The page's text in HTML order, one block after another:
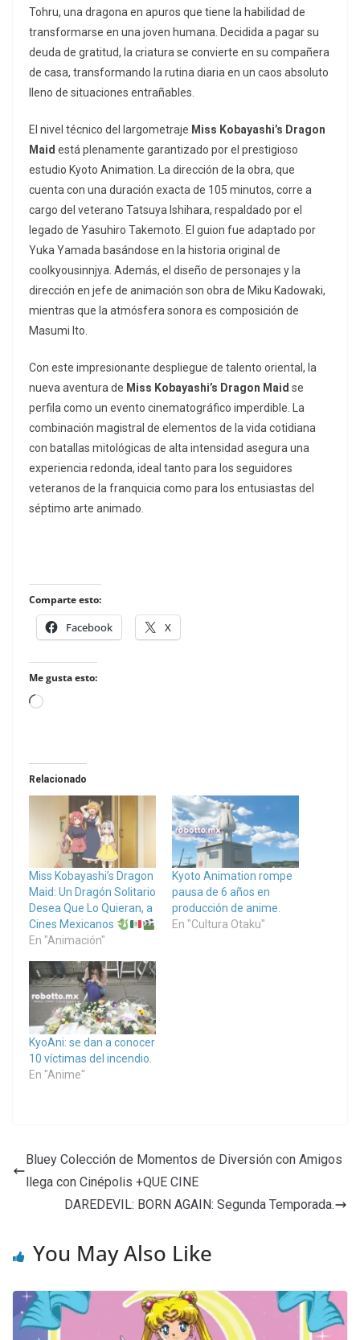
Tohru, una dragona en apuros que tiene la habilidad de
transformarse en una joven humana. Decidida a pagar su
deuda de gratitud, la criatura se convierte en su compañera
de casa, transformando la rutina diaria en un caos absoluto
lleno de situaciones entrañables.
El nivel técnico del largometraje Miss Kobayashi’s Dragon
Maid está plenamente garantizado por el prestigioso
estudio Kyoto Animation. La dirección de la obra, que
cuenta con una duración exacta de 105 minutos, corre a
cargo del veterano Tatsuya Ishihara, respaldado por el
legado de Yasuhiro Takemoto. El guion fue adaptado por
Yuka Yamada basándose en la historia original de
coolkyousinnjya . Además, el diseño de personajes y la
dirección en jefe de animación son obra de Miku Kadowaki,
mientras que la atmósfera sonora es composición de
Masumi Ito.
Con este impresionante despliegue de talento oriental, la
nueva aventura de Miss Kobayashi’s Dragon Maid se
perfila como un evento cinematográfico imperdible. La
combinación magistral de elementos de la vida cotidiana
con batallas mitológicas de alta intensidad asegura una
experiencia redonda, ideal tanto para los seguidores
veteranos de la franquicia como para los entusiastas del
séptimo arte animado.
Comparte esto:
Facebook X
Me gusta esto:
Loading…
Relacionado
Miss Kobayashi’s Dragon
Maid: Un Dragón Solitario
Desea Que Lo Quieran, a
Cines Mexicanos
En "Animación"
Kyoto Animation rompe
pausa de 6 años en
producción de anime.
En "Cultura Otaku"
KyoAni: se dan a conocer
10 víctimas del incendio.
En "Anime"
Bluey Colección de Momentos de Diversión con Amigos
llega con Cinépolis +QUE CINE
DAREDEVIL: BORN AGAIN: Segunda Temporada.
You May Also Like